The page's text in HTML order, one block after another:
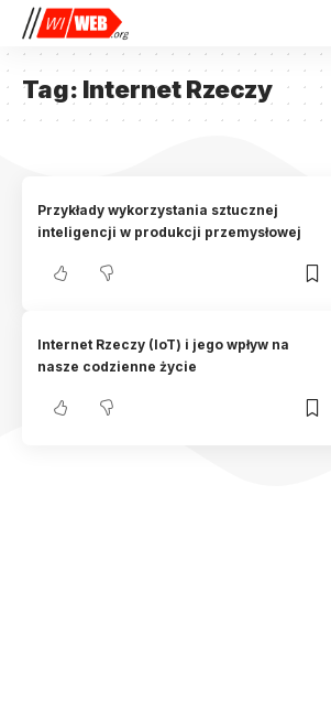
Tag: Internet Rzeczy
Przykłady wykorzystania sztucznej
inteligencji w produkcji przemysłowej
Internet Rzeczy (IoT) i jego wpływ na
nasze codzienne życie